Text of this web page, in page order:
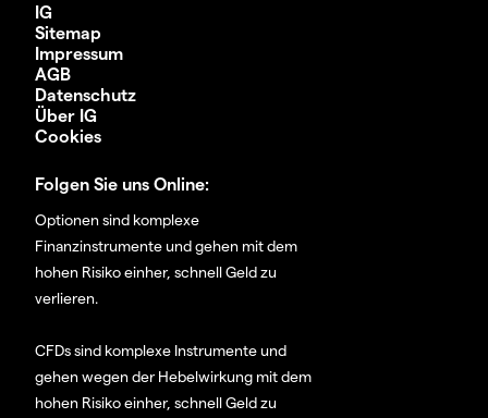
IG
Sitemap
Impressum
AGB
Datenschutz
Über IG
Cookies
Folgen Sie uns Online:
Optionen sind komplexe
Finanzinstrumente und gehen mit dem
hohen Risiko einher, schnell Geld zu
verlieren.
CFDs sind komplexe Instrumente und
gehen wegen der Hebelwirkung mit dem
hohen Risiko einher, schnell Geld zu